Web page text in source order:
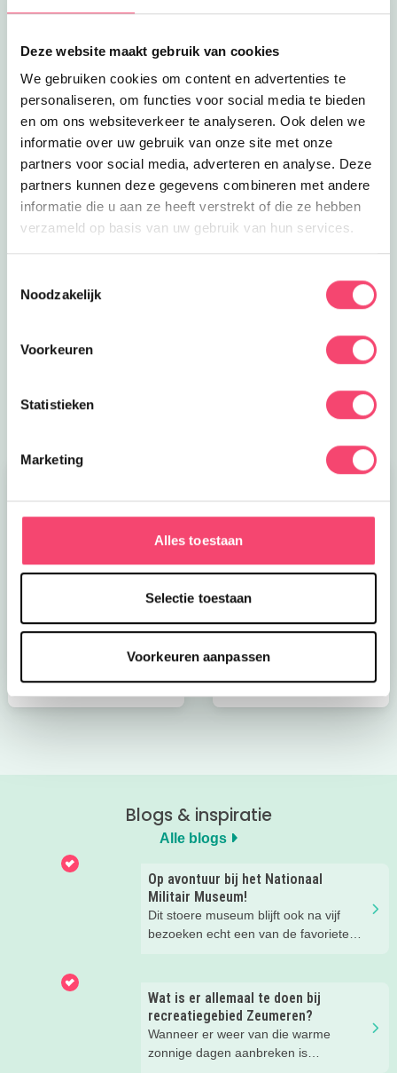
Deze website maakt gebruik van cookies
We gebruiken cookies om content en advertenties te
personaliseren, om functies voor social media te bieden
en om ons websiteverkeer te analyseren. Ook delen we
informatie over uw gebruik van onze site met onze
partners voor social media, adverteren en analyse. Deze
partners kunnen deze gegevens combineren met andere
informatie die u aan ze heeft verstrekt of die ze hebben
verzameld op basis van uw gebruik van hun services.
Noodzakelijk
Voorkeuren
Statistieken
Marketing
Alles toestaan
Selectie toestaan
Voorkeuren aanpassen
Klaar voor actie? In de zomervakantie zijn er extra veel
Museum. Wie is het snelste op de stormbaan? Rijd zelf
Bekijk het aanbod
Kroon op de taart bij
kinderen!
Blogs & inspiratie
Alle blogs
Op avontuur bij het Nationaal
Militair Museum!
Dit stoere museum blijft ook na vijf
bezoeken echt een van de favoriete
ze zo leuk vinden aan het NMM. ‘De
mega coole vliegtuigen overal’, ‘de
stormbaan buiten’, ‘de Xplore’ en het
'zelf in een mini-jeep rijden’. Voor ons
dus alle reden om nog een keer te
Wat is er allemaal te doen bij
recreatiegebied Zeumeren?
Wanneer er weer van die warme
zonnige dagen aanbreken is